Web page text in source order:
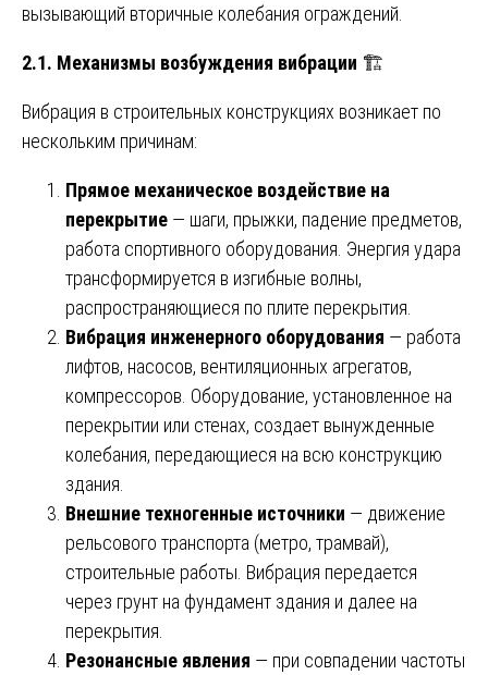
вызывающий вторичные колебания ограждений.
2.1. Механизмы возбуждения вибрации 🏗️
Вибрация в строительных конструкциях возникает по
нескольким причинам:
Прямое механическое воздействие на
перекрытие — шаги, прыжки, падение предметов,
работа спортивного оборудования. Энергия удара
трансформируется в изгибные волны,
распространяющиеся по плите перекрытия.
Вибрация инженерного оборудования — работа
лифтов, насосов, вентиляционных агрегатов,
компрессоров. Оборудование, установленное на
перекрытии или стенах, создает вынужденные
колебания, передающиеся на всю конструкцию
здания.
Внешние техногенные источники — движение
рельсового транспорта (метро, трамвай),
строительные работы. Вибрация передается
через грунт на фундамент здания и далее на
перекрытия.
Резонансные явления — при совпадении частоты